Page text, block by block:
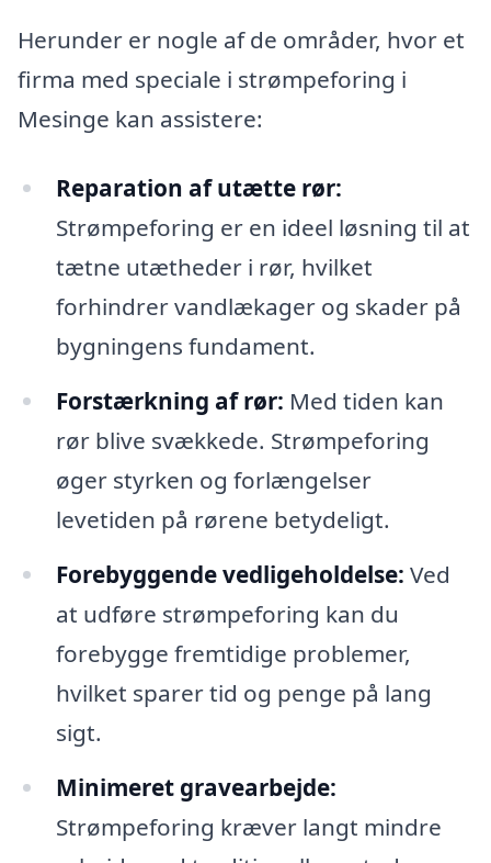
Herunder er nogle af de områder, hvor et
firma med speciale i strømpeforing i
Mesinge kan assistere:
Reparation af utætte rør:
Strømpeforing er en ideel løsning til at
tætne utætheder i rør, hvilket
forhindrer vandlækager og skader på
bygningens fundament.
Forstærkning af rør: Med tiden kan
rør blive svækkede. Strømpeforing
øger styrken og forlængelser
levetiden på rørene betydeligt.
Forebyggende vedligeholdelse: Ved
at udføre strømpeforing kan du
forebygge fremtidige problemer,
hvilket sparer tid og penge på lang
sigt.
Minimeret gravearbejde:
Strømpeforing kræver langt mindre